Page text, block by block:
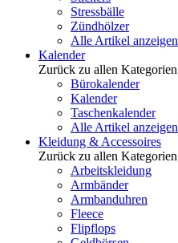
Stressbälle
Zündhölzer
Alle Artikel anzeigen
Kalender
Zurück zu allen Kategorien
Bürokalender
Kalender
Taschenkalender
Alle Artikel anzeigen
Kleidung & Accessoires
Zurück zu allen Kategorien
Arbeitskleidung
Armbänder
Armbanduhren
Fleece
Flipflops